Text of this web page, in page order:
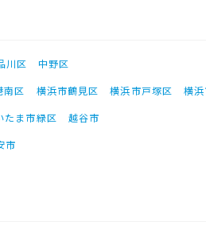
川区
中野区
南区 横浜市鶴見区 横浜市戸塚区
横
たま市緑区
越谷市
市